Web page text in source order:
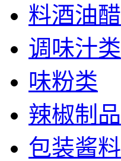
料酒油醋
调味汁类
味粉类
辣椒制品
包装酱料